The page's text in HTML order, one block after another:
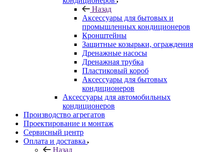
Назад
Аксессуары для бытовых и
промышленных кондиционеров
Кронштейны
Защитные козырьки, ограждения
Дренажные насосы
Дренажная трубка
Пластиковый короб
Аксессуары для бытовых
кондиционеров
Аксессуары для автомобильных
кондиционеров
Производство агрегатов
Проектирование и монтаж
Сервисный центр
Оплата и доставка
Назад